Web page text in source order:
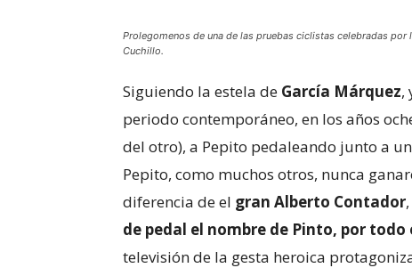
Prolegomenos de una de las pruebas ciclistas celebradas
Cuchillo.
Siguiendo la estela de García Márquez,
periodo contemporáneo, en los años
del otro), a Pepito pedaleando junto a
Pepito, como muchos otros, nunca
diferencia de el gran Alberto Contador
de pedal el nombre de Pinto, por todo
televisión de la gesta heroica